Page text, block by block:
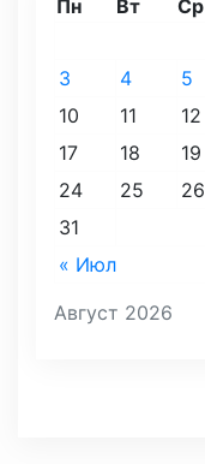
Август 2026
Пн Вт Ср
« Июл
3
4 5
10
11 12
17
18 19
24
25 26
31